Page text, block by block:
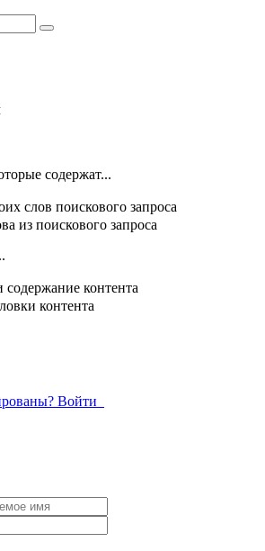
содержат...
слов поискового запроса
из поискового запроса
содержание контента
контента
Войти